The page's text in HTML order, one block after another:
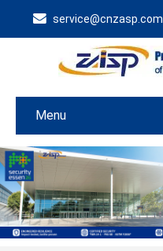
service@cnzasp.com
Menu